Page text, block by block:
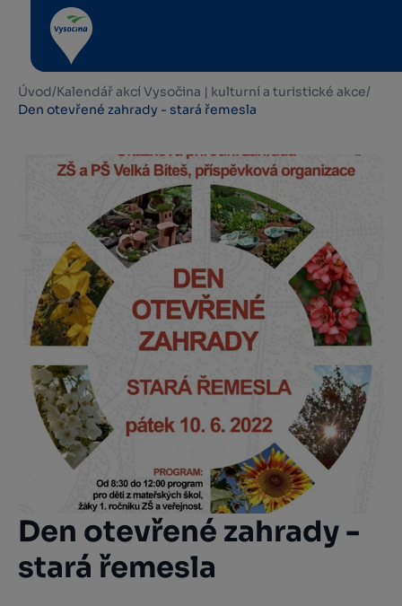
Úvod/Kalendář akcí Vysočina | kulturní a turistické akce/
Den otevřené zahrady - stará řemesla
Den otevřené zahrady -
stará řemesla